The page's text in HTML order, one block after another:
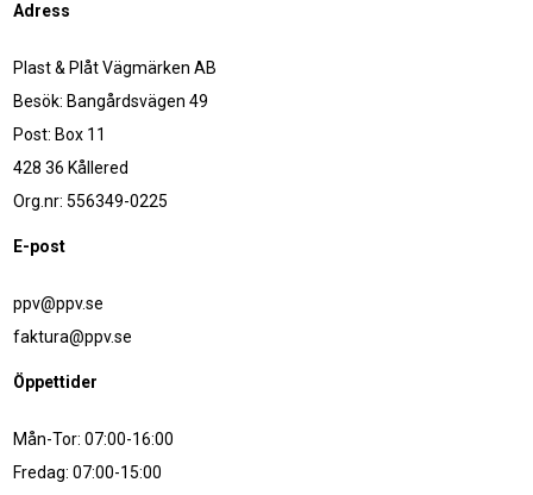
Adress
Plast & Plåt Vägmärken AB
Besök: Bangårdsvägen 49
Post: Box 11
428 36 Kållered
Org.nr: 556349-0225
E-post
ppv@ppv.se
faktura@ppv.se
Öppettider
Mån-Tor: 07:00-16:00
Fredag: 07:00-15:00